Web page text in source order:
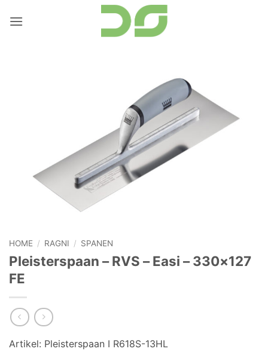
naar
HOME / RAGNI / SPANEN
Pleisterspaan – RVS – Easi – 330×127
FE
Artikel: Pleisterspaan I R618S-13HL